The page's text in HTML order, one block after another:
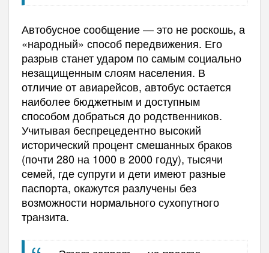
Автобусное сообщение — это не роскошь, а
«народный» способ передвижения. Его
разрыв станет ударом по самым социально
незащищенным слоям населения. В
отличие от авиарейсов, автобус остается
наиболее бюджетным и доступным
способом добраться до родственников.
Учитывая беспрецедентно высокий
исторический процент смешанных браков
(почти 280 на 1000 в 2000 году), тысячи
семей, где супруги и дети имеют разные
паспорта, окажутся разлучены без
возможности нормального сухопутного
транзита.